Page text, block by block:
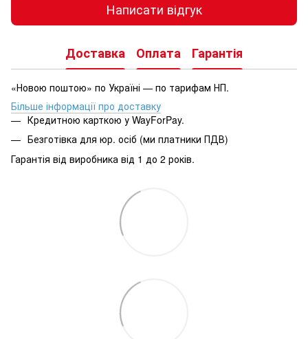
Написати відгук
Доставка Оплата Гарантія
«Новою поштою» по Україні — по тарифам НП.
Більше інформації про доставку
Кредитною карткою у WayForPay.
Безготівка для юр. осіб (ми платники ПДВ)
Гарантія від виробника від 1 до 2 років.